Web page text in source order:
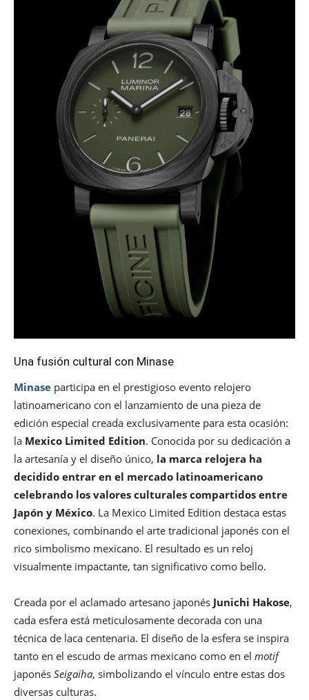
Una fusión cultural con Minase
Minase participa en el prestigioso evento relojero
latinoamericano con el lanzamiento de una pieza de
edición especial creada exclusivamente para esta ocasión:
la Mexico Limited Edition. Conocida por su dedicación a
la artesanía y el diseño único, la marca relojera ha
decidido entrar en el mercado latinoamericano
celebrando los valores culturales compartidos entre
Japón y México. La Mexico Limited Edition destaca estas
conexiones, combinando el arte tradicional japonés con el
rico simbolismo mexicano. El resultado es un reloj
visualmente impactante, tan significativo como bello.
Creada por el aclamado artesano japonés Junichi Hakose,
cada esfera está meticulosamente decorada con una
técnica de laca centenaria. El diseño de la esfera se inspira
tanto en el escudo de armas mexicano como en el motif
japonés Seigaiha, simbolizando el vínculo entre estas dos
diversas culturas.